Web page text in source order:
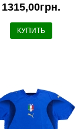
1315,00грн.
КУПИТЬ